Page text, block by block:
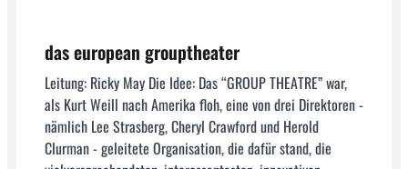
das european grouptheater
Leitung: Ricky May Die Idee: Das “GROUP THEATRE” war,
als Kurt Weill nach Amerika floh, eine von drei Direktoren -
nämlich Lee Strasberg, Cheryl Crawford und Herold
Clurman - geleitete Organisation, die dafür stand, die